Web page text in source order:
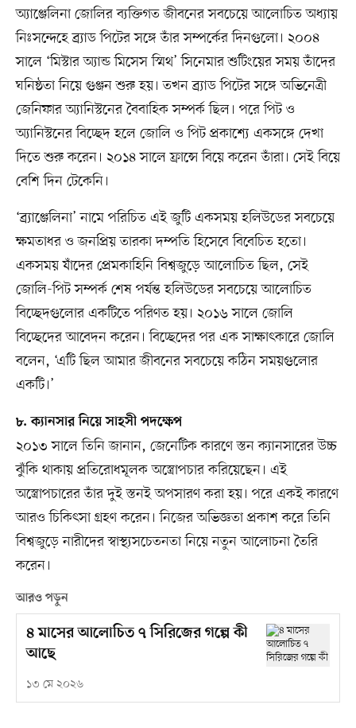
অ্যাঞ্জেলিনা জোলির ব্যক্তিগত জীবনের সবচেয়ে আলোচিত অধ্যায়
নিঃসন্দেহে ব্র্যাড পিটের সঙ্গে তাঁর সম্পর্কের দিনগুলো। ২০০৪
সালে ‘মিস্টার অ্যান্ড মিসেস স্মিথ’ সিনেমার শুটিংয়ের সময় তাঁদের
ঘনিষ্ঠতা নিয়ে গুঞ্জন শুরু হয়। তখন ব্র্যাড পিটের সঙ্গে অভিনেত্রী
জেনিফার অ্যানিস্টনের বৈবাহিক সম্পর্ক ছিল। পরে পিট ও
অ্যানিস্টনের বিচ্ছেদ হলে জোলি ও পিট প্রকাশ্যে একসঙ্গে দেখা
দিতে শুরু করেন। ২০১৪ সালে ফ্রান্সে বিয়ে করেন তাঁরা। সেই বিয়ে
বেশি দিন টেকেনি।
‘ব্র্যাঞ্জেলিনা’ নামে পরিচিত এই জুটি একসময় হলিউডের সবচেয়ে
ক্ষমতাধর ও জনপ্রিয় তারকা দম্পতি হিসেবে বিবেচিত হতো।
একসময় যাঁদের প্রেমকাহিনি বিশ্বজুড়ে আলোচিত ছিল, সেই
জোলি-পিট সম্পর্ক শেষ পর্যন্ত হলিউডের সবচেয়ে আলোচিত
বিচ্ছেদগুলোর একটিতে পরিণত হয়। ২০১৬ সালে জোলি
বিচ্ছেদের আবেদন করেন। বিচ্ছেদের পর এক সাক্ষাৎকারে জোলি
বলেন, ‘এটি ছিল আমার জীবনের সবচেয়ে কঠিন সময়গুলোর
একটি।’
৮. ক্যানসার নিয়ে সাহসী পদক্ষেপ
২০১৩ সালে তিনি জানান, জেনেটিক কারণে স্তন ক্যানসারের উচ্চ
ঝুঁকি থাকায় প্রতিরোধমূলক অস্ত্রোপচার করিয়েছেন। এই
অস্ত্রোপচারের তাঁর দুই স্তনই অপসারণ করা হয়। পরে একই কারণে
আরও চিকিৎসা গ্রহণ করেন। নিজের অভিজ্ঞতা প্রকাশ করে তিনি
বিশ্বজুড়ে নারীদের স্বাস্থ্যসচেতনতা নিয়ে নতুন আলোচনা তৈরি
করেন।
আরও পড়ুন
৪ মাসের আলোচিত ৭ সিরিজের গল্পে কী
আছে
১৩ মে ২০২৬